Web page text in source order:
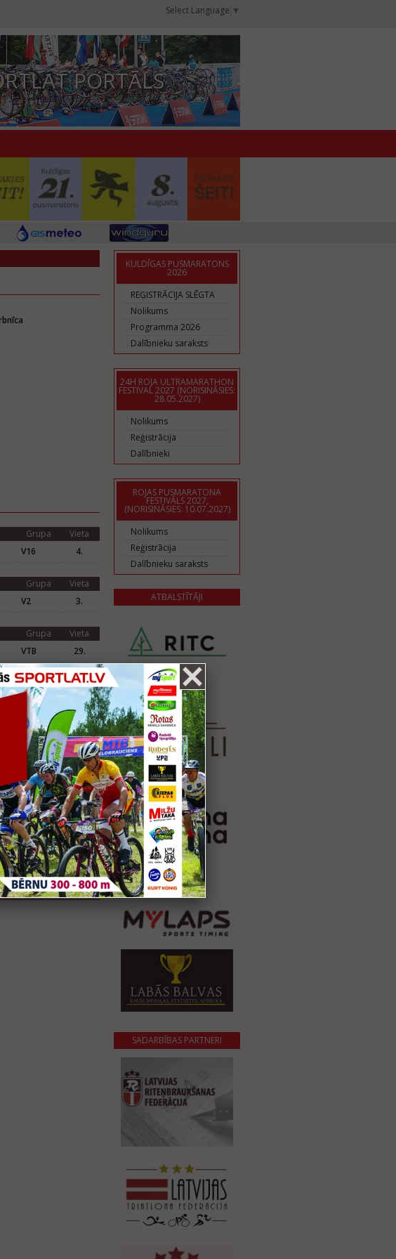
Select Language ▼
PORTĀLS
Grupa
Vieta
V16 4.
Grupa
Vieta
V2 3.
Grupa
Vieta
VTB 29.
Grupa
Vieta
V15
16.
VB 3.
Grupa
Vieta
VB4
3.
V12
4.
V12 7.
Grupa
Vieta
VTC
52.
V12 9.
KULDĪGAS PUSMARATONS
2026
REĢISTRĀCIJA SLĒGTA
Nolikums
Programma 2026
Dalībnieku saraksts
24H ROJA ULTRAMARATHON
FESTIVAL 2027 (NORISINĀSIES:
28.05.2027)
Nolikums
Reģistrācija
Dalībnieki
ROJAS PUSMARATONA
FESTIVĀLS 2027,
(NORISINĀSIES: 10.07.2027)
Nolikums
Reģistrācija
Dalībnieku saraksts
ATBALSTĪTĀJI
SADARBĪBAS PARTNERI